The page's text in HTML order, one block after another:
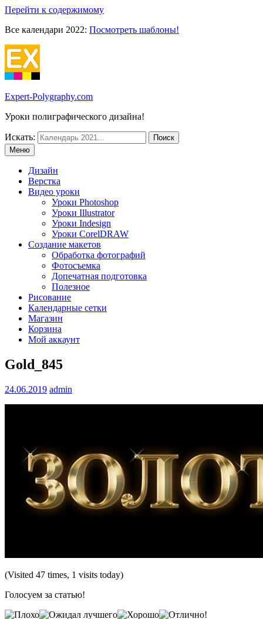
Перейти к содержимому
Все календари 2022: Посмотреть шаблоны!
Expert-Polygraphy.com
Уроки полиграфического дизайна!
Искать:
Меню
Дизайн
Верстка
Видео уроки
Уроки Photoshop
Уроки Illustrator
Уроки Indesign
Уроки CorelDRAW
Создание макетов
Обработка фотографий
Фотосъемка
Допечатная подготовка
Полезное
Рисование
Календарные сетки
Магазин
Корзина
Мой аккаунт
Gold_845
24.06.2019 admin
(Visited 47 times, 1 visits today)
Голосуем за статью!